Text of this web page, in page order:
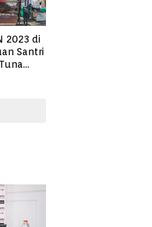
2023 di
Santri